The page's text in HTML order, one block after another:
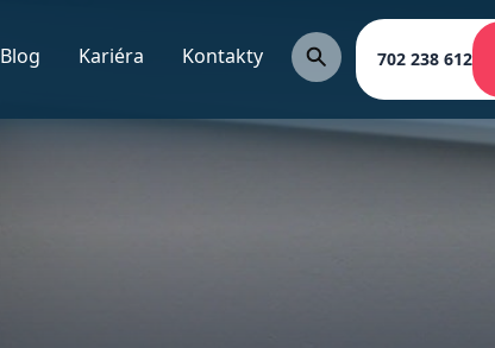
Blog Kariéra Kontakty 702 238 612